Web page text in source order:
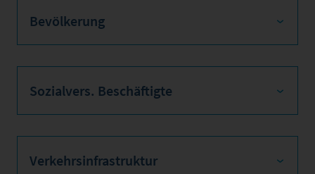
Bevölkerung
Sozialvers. Beschäftigte
Verkehrsinfrastruktur